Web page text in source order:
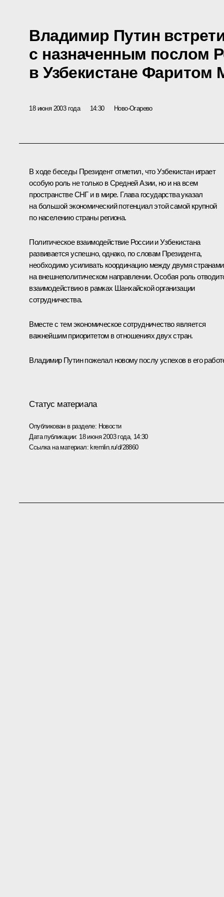
Владимир Путин
с назначенным послом
в Узбекистане
18 июня 2003 года 14:30 Ново-Огарево
В ходе беседы Президент отметил, что Узбекистан играет
особую роль не только в Средней Азии, но и на всем
пространстве СНГ и в мире. Глава государства указал
на большой экономический потенциал этой самой крупной
по населению страны региона.
Политическое взаимодействие России и Узбекистана
развивается успешно, однако, по словам Президента,
необходимо усиливать координацию между двумя странами
на внешнеполитическом направлении. Особая роль
взаимодействию в рамках Шанхайской организации
сотрудничества.
Вместе с тем экономическое сотрудничество является
важнейшим приоритетом в отношениях двух стран.
Владимир Путин пожелал новому послу успехов в его
Статус материала
Опубликован в разделе: Новости
Дата публикации: 18 июня 2003 года, 14:30
Ссылка на материал:kremlin.ru/d/28860